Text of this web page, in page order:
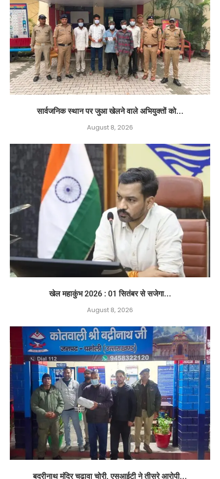
सार्वजनिक स्थान पर जुआ खेलने वाले अभियुक्तों को...
August 8, 2026
खेल महाकुंभ 2026 : 01 सितंबर से सजेगा...
August 8, 2026
बदरीनाथ मंदिर चढ़ावा चोरी, एसआईटी ने तीसरे आरोपी...